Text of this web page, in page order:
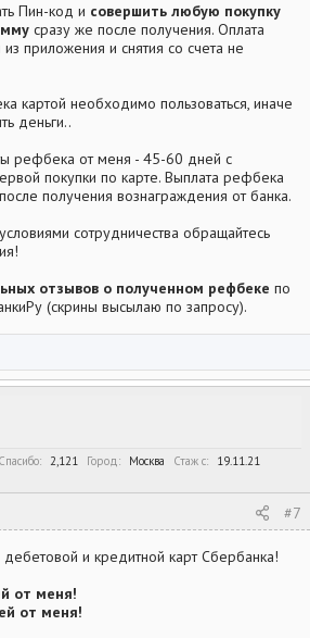
Пин-код и совершить любую покупку
сразу же после получения. Оплата
приложения и снятия со счета не
картой необходимо пользоваться, иначе
деньги..
рефбека от меня - 45-60 дней с
покупки по карте. Выплата рефбека
получения вознаграждения от банка.
сотрудничества обращайтесь
отзывов о полученном рефбеке по
(скрины высылаю по запросу).
Спасибо 2,121 Город Москва Стаж c
19.11.21
#7
и кредитной карт Сбербанка!
от меня!
от меня!